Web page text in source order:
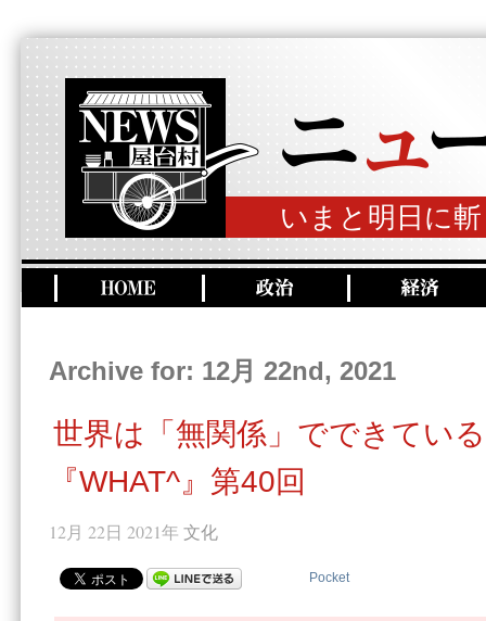
いまと明日に
Archive for: 12月 22nd, 2021
世界は「無関係」でできている
『WHAT^』第40回
12月 22日 2021年 文化
Pocket